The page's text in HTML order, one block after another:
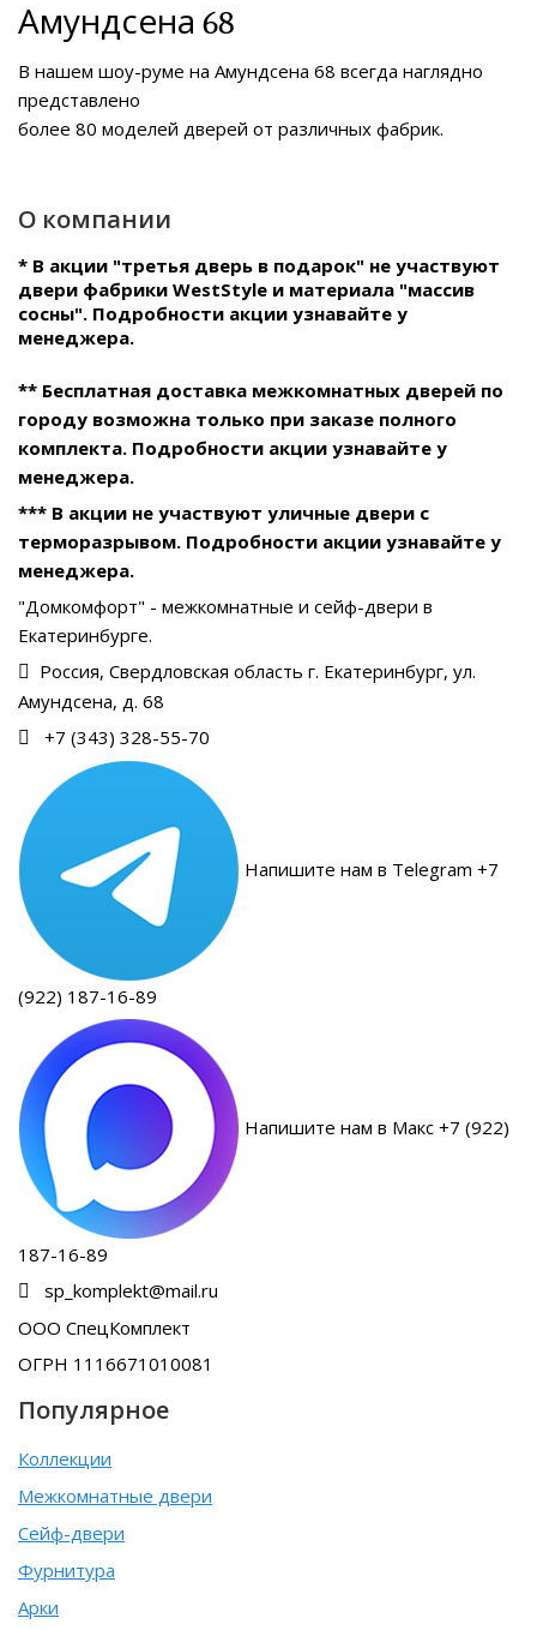
Амундсена 68
В нашем шоу-руме на Амундсена 68 всегда наглядно
представлено
более 80 моделей дверей от различных фабрик.
О компании
* В акции "третья дверь в подарок" не участвуют
двери фабрики WestStyle и материала "массив
сосны". Подробности акции узнавайте у
менеджера.
** Бесплатная доставка межкомнатных дверей по
городу возможна только при заказе полного
комплекта. Подробности акции узнавайте у
менеджера.
*** В акции не участвуют уличные двери с
терморазрывом. Подробности акции узнавайте у
менеджера.
"Домкомфорт" - межкомнатные и сейф-двери в
Екатеринбурге.
Россия, Свердловская область г. Екатеринбург, ул.
Амундсена, д. 68
+7 (343) 328-55-70
Напишите нам в Telegram +7
(922) 187-16-89
Напишите нам в Макс +7 (922)
187-16-89
sp_komplekt@mail.ru
ООО СпецКомплект
ОГРН 1116671010081
Популярное
Коллекции
Межкомнатные двери
Сейф-двери
Фурнитура
Арки